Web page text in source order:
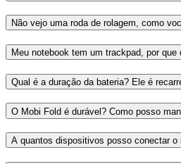
Não vejo uma roda de rolagem, como
Meu notebook tem um trackpad, por que
Qual é a duração da bateria? Ele é
O Mobi Fold é durável? Como posso
A quantos dispositivos posso conectar o